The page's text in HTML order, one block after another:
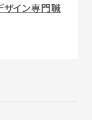
イン専門職